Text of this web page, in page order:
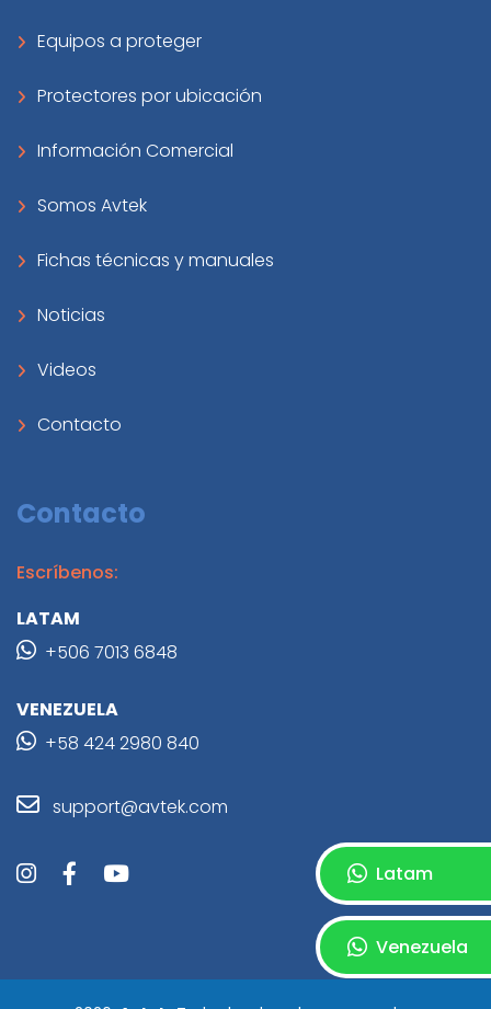
Latam
Venezuela
Equipos a proteger
Protectores por ubicación
Información Comercial
Somos Avtek
Fichas técnicas y manuales
Noticias
Videos
Contacto
Contacto
Escríbenos:
LATAM
+506 7013 6848
VENEZUELA
+58 424 2980 840
support@avtek.com